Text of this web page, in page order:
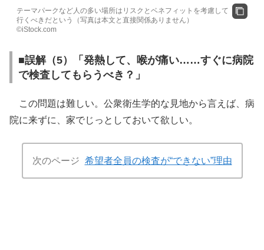
テーマパークなど人の多い場所はリスクとベネフィットを考慮して
行くべきだという（写真は本文と直接関係ありません）
©iStock.com
■誤解（5）「発熱して、喉が痛い……すぐに病院
で検査してもらうべき？」
この問題は難しい。公衆衛生学的な見地から言えば、病
院に来ずに、家でじっとしておいて欲しい。
次のページ 希望者全員の検査が“できない”理由